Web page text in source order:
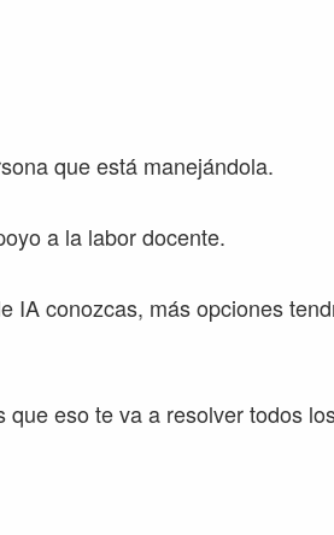
que está manejándola.
a la labor docente.
IA conozcas, más opciones
eso te va a resolver todos